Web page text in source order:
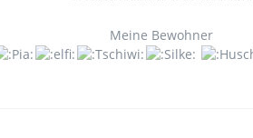
Meine Bewohner